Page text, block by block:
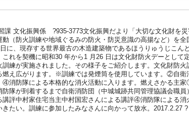
課 文化振興係 ?935-3773文化振興だより「大切な文化財を
（防火訓練や地域ぐるみの防火・防災意識の高揚など）を
、現存する世界最古の木造建築物であるほうりゅうじこん
れを契機に昭和30 年から1 月26 日は文化財防火デーとして
練が実施されました。その様子をご紹介します。文化財防
燃え広がります。※訓練では発煙筒を使用しています。②自
④消防隊による本格的な消火活動に入ります。燃えさかる主
隊が到着するまで自衛消防団（中城城跡共同管理協議会職
評中村家住宅当主中村国宏さんによる講評④消防隊による
たい。訓練に参加したみなさんに向かって放水。2017.2.27